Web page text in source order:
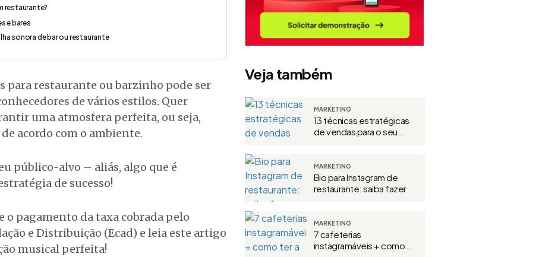
restaurante?
e bares
sonora de bar ou restaurante
para restaurante ou barzinho pode ser
de vários estilos. Quer
uma atmosfera perfeita, ou seja,
acordo com o ambiente.
público-alvo – aliás, algo que é
de sucesso!
o pagamento da taxa cobrada pelo
e Distribuição (Ecad) e leia este artigo
musical perfeita!
Veja também
MARKETING
13 técnicas estratégicas
de vendas para o seu
MARKETING
Bio para Instagram de
restaurante: saiba fazer
MARKETING
7 cafeterias
instagramáveis + como